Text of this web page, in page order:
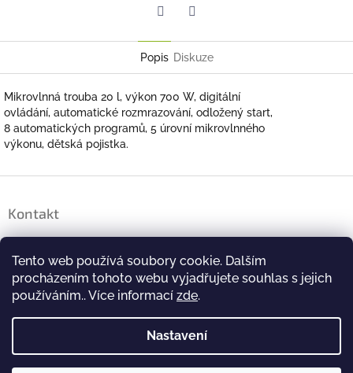
Tento web používá soubory cookie. Dalším
procházením tohoto webu vyjadřujete souhlas s jejich
používáním.. Více informací zde.
Nastavení
Popis Diskuze
Mikrovlnná trouba 20 l, výkon 700 W, digitální
ovládání, automatické rozmrazování, odložený start,
8 automatických programů, 5 úrovní mikrovlnného
výkonu, dětská pojistka.
a
Kontakt
+420 244 463 479
#FarmfritesCeskoSlovensko
farmfritesceskoslovensko